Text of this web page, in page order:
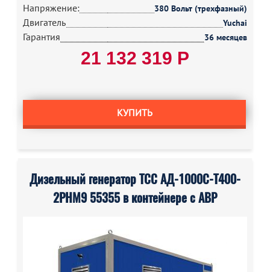
Напряжение: 380 Вольт (трехфазный)
Двигатель Yuchai
Гарантия 36 месяцев
21 132 319 Р
КУПИТЬ
Дизельный генератор ТСС АД-1000С-Т400-
2РНМ9 55355 в контейнере с АВР